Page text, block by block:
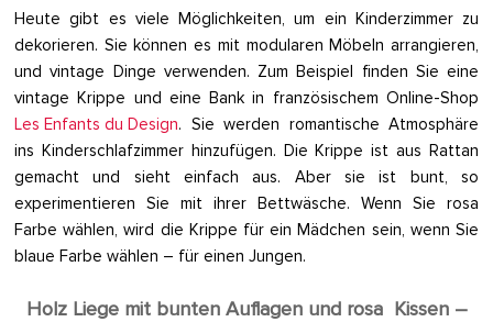
Heute gibt es viele Möglichkeiten, um ein Kinderzimmer zu
dekorieren. Sie können es mit modularen Möbeln arrangieren,
und vintage Dinge verwenden. Zum Beispiel finden Sie eine
vintage Krippe und eine Bank in französischem Online-Shop
Les Enfants du Design. Sie werden romantische Atmosphäre
ins Kinderschlafzimmer hinzufügen. Die Krippe ist aus Rattan
gemacht und sieht einfach aus. Aber sie ist bunt, so
experimentieren Sie mit ihrer Bettwäsche. Wenn Sie rosa
Farbe wählen, wird die Krippe für ein Mädchen sein, wenn Sie
blaue Farbe wählen – für einen Jungen.
Holz Liege mit bunten Auflagen und rosa Kissen –